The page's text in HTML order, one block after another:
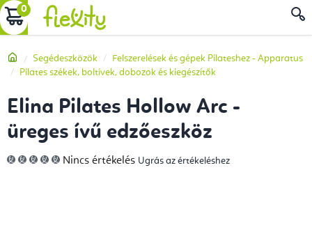
Ugrás
a
tartalomhoz
KOSÁR
Kezdőlap
Segédeszközök
Felszerelések és gépek Pilateshez - Apparatus
Pilates székek, boltívek, dobozok és kiegészítők
Elina Pilates Hollow Arc -
üreges ívű edzőeszköz
A
termék
Nincs értékelés Ugrás az értékeléshez